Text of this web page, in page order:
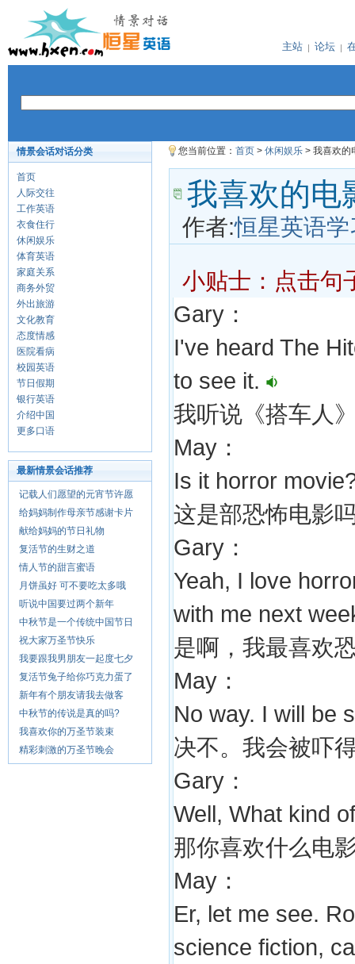
主站 论坛
情景会话对话分类
首页
人际交往
工作英语
衣食住行
休闲娱乐
体育英语
家庭关系
商务外贸
外出旅游
文化教育
态度情感
医院看病
校园英语
节日假期
银行英语
介绍中国
更多口语
最新情景会话推荐
记载人们愿望的元宵节许愿
给妈妈制作母亲节感谢卡片
献给妈妈的节日礼物
复活节的生财之道
情人节的甜言蜜语
月饼虽好 可不要吃太多哦
听说中国要过两个新年
中秋节是一个传统中国节日
祝大家万圣节快乐
我要跟我男朋友一起度七夕
复活节兔子给你巧克力蛋了
新年有个朋友请我去做客
中秋节的传说是真的吗?
我喜欢你的万圣节装束
精彩刺激的万圣节晚会
您当前位置： 首页 > 休闲娱乐 > 我喜欢的
我喜欢的电
作者:恒星英语学
小贴士：点击句
Gary：
I've heard The
to see it.
我听说《搭车人
May：
Is it horror
这是部恐怖电影
Gary：
Yeah, I love
with me next
是啊，我最喜欢
May：
No way. I will be
决不。我会被吓
Gary：
Well, What kind
那你喜欢什么电
May：
Er, let me see.
science fiction,